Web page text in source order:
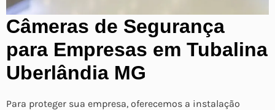
Câmeras de Segurança
para Empresas em Tubalina
Uberlândia MG
Para proteger sua empresa, oferecemos a instalação